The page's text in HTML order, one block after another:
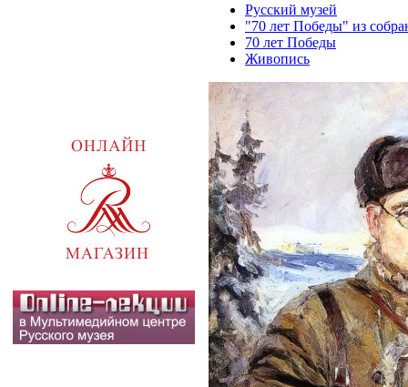
Русский музей
"70 лет Победы" из
70 лет Победы
Живопись